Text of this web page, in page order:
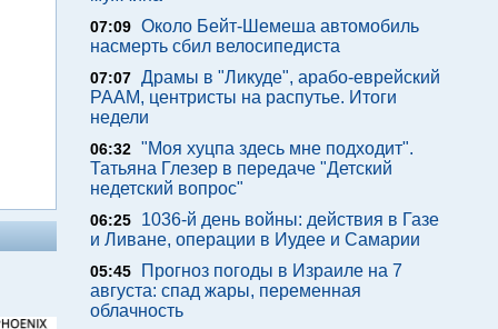
07:09 Около Бейт-Шемеша автомобиль
насмерть сбил велосипедиста
07:07 Драмы в "Ликуде", арабо-еврейский
РААМ, центристы на распутье. Итоги
недели
06:32 "Моя хуцпа здесь мне подходит".
Татьяна Глезер в передаче "Детский
недетский вопрос"
06:25
1036-й день войны: действия в Газе
и Ливане, операции в Иудее и Самарии
05:45
Прогноз погоды в Израиле на 7
августа: спад жары, переменная
облачность